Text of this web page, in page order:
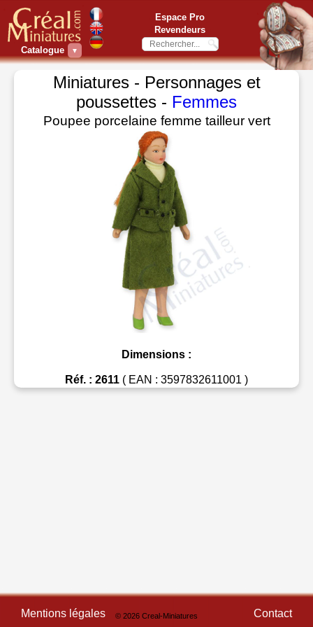
Catalogue ▼
Espace Pro
Revendeurs
Miniatures - Personnages et
poussettes - Femmes
Poupee porcelaine femme tailleur vert
Dimensions :
Réf. : 2611 ( EAN : 3597832611001 )
Mentions légales © 2026 Creal-Miniatures Contact